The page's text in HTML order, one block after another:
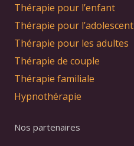
Thérapie pour l’enfant
Thérapie pour l’adolescent
Thérapie pour les adultes
Thérapie de couple
Thérapie familiale
Hypnothérapie
Nos partenaires